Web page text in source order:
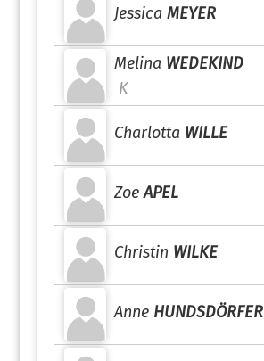
Jessica MEYER
Melina WEDEKIND
K
Charlotta WILLE
Zoe APEL
Christin WILKE
Anne HUNDSDÖRFER